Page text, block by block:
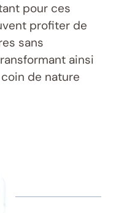
pour ces
profiter de
sans
ainsi
de nature